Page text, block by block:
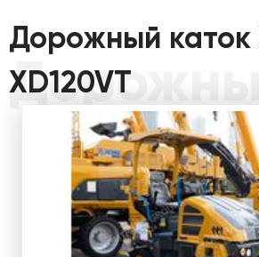
Дорожный каток
XD120VT